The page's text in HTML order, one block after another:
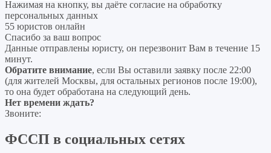
Нажимая на кнопку, вы даёте согласие на обработку
персональных данных
55 юристов онлайн
Спасибо за ваш вопрос
Данные отправлены юристу, он перезвонит Вам в течение 15
минут.
Обратите внимание, если Вы оставили заявку после 22:00
(для жителей Москвы, для остальных регионов после 19:00),
то она будет обработана на следующий день.
Нет времени ждать?
Звоните:
ФССП в социальных сетях